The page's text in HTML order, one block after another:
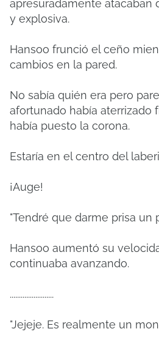
apresuradamente atacaban
y explosiva.
Hansoo frunció el ceño
cambios en la pared.
No sabía quién era pero
afortunado había aterrizado
había puesto la corona.
Estaría en el centro del
¡Auge!
"Tendré que darme prisa un
Hansoo aumentó su
continuaba avanzando.
........................
"Jejeje. Es realmente un